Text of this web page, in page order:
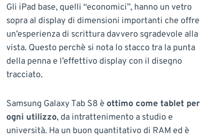
Gli iPad base, quelli “economici”, hanno un vetro
sopra al display di dimensioni importanti che offre
un’esperienza di scrittura davvero sgradevole alla
vista. Questo perchè si nota lo stacco tra la punta
della penna e l’effettivo display con il disegno
tracciato.
Samsung Galaxy Tab S8 è ottimo come tablet per
ogni utilizzo, da intrattenimento a studio e
università. Ha un buon quantitativo di RAM ed è